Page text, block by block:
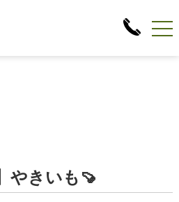
やきいも🍠